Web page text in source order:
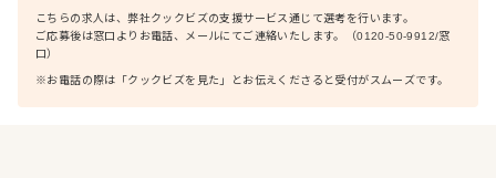
こちらの求人は、弊社クックビズの支援サービス通じて選考を行います。
ご応募後は窓口よりお電話、メールにてご連絡いたします。（0120-50-9912/窓
口）
※お電話の際は「クックビズを見た」とお伝えくださると受付がスムーズです。